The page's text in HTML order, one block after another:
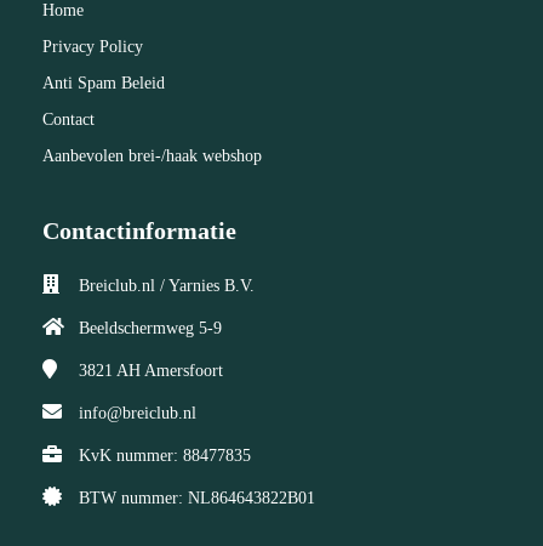
Home
Privacy Policy
Anti Spam Beleid
Contact
Aanbevolen brei-/haak webshop
Contactinformatie
Breiclub.nl / Yarnies B.V.
Beeldschermweg 5-9
3821 AH Amersfoort
info@breiclub.nl
KvK nummer: 88477835
BTW nummer: NL864643822B01